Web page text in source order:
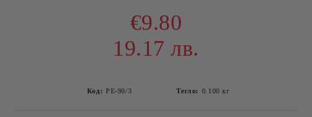
€9.80
19.17 лв.
Код: PE-90/3 Тегло: 0.100 кг